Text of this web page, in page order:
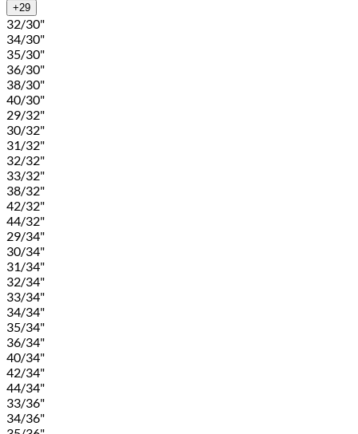
+29
32/30"
34/30"
35/30"
36/30"
38/30"
40/30"
29/32"
30/32"
31/32"
32/32"
33/32"
38/32"
42/32"
44/32"
29/34"
30/34"
31/34"
32/34"
33/34"
34/34"
35/34"
36/34"
40/34"
42/34"
44/34"
33/36"
34/36"